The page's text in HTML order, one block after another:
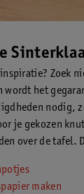
inspiratie? Zoek
wordt het
nodig,
je gekozen
over de tafel.
maken